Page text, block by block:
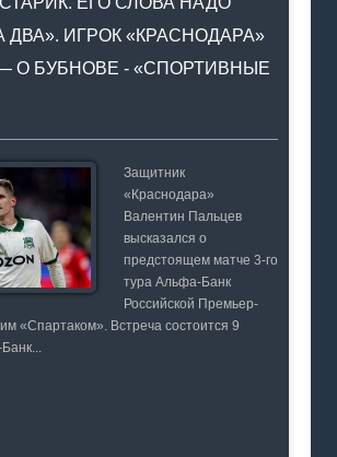
ДВА». ИГРОК «КРАСНОДАРА»
О БУБНОВЕ - «СПОРТИВНЫЕ
Защитник
«Краснодара»
Валентин Пальцев
высказался о
предстоящем матче 3-го
тура Альфа-Банк
Российской Премьер-
«Спартаком». Встреча состоится 9